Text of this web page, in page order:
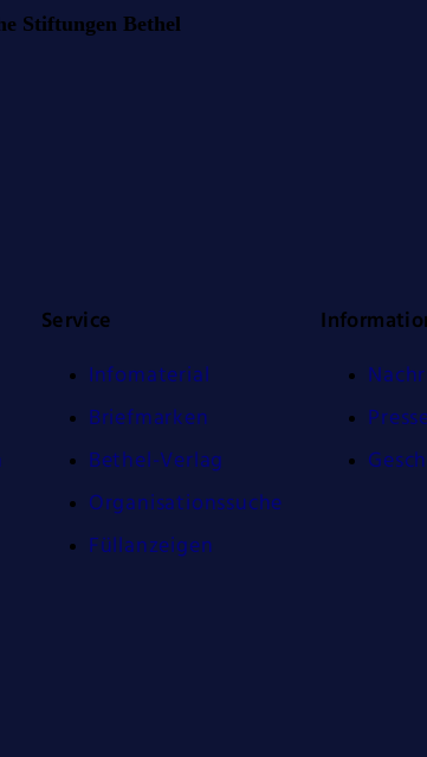
Stiftungen Bethel
Service
Infomaterial
Briefmarken
Bethel-Verlag
Organisationssuche
Füllanzeigen